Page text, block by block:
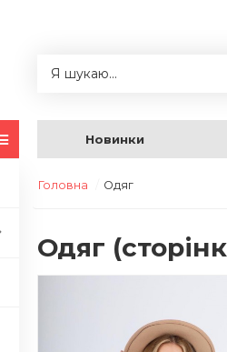
Новинки
Головна Одяг
Одяг